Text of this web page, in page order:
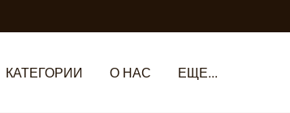
КАТЕГОРИИ О НАС ЕЩЕ...